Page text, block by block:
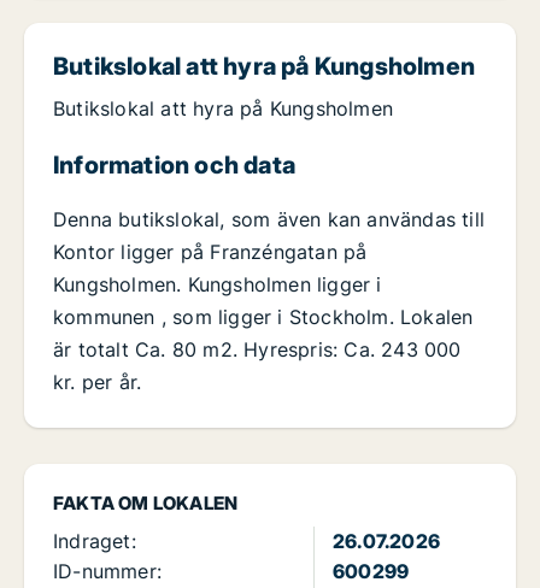
FAKTA OM LOKALEN
Indraget:
26.07.2026
ID-nummer:
600299
Butikslokal att hyra på Kungsholmen
Butikslokal att hyra på Kungsholmen
Information och data
Denna butikslokal, som även kan användas till
Kontor ligger på Franzéngatan på
Kungsholmen. Kungsholmen ligger i
kommunen , som ligger i Stockholm. Lokalen
är totalt Ca. 80 m2. Hyrespris: Ca. 243 000
kr. per år.